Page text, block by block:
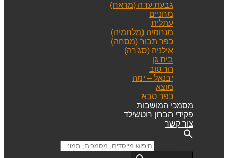
גבעת עדה (מראח)
מחניים
עתלית
מנחמיה (מלחמיה)
כפר תבור (מסחה)
אילניה (סג'רה)
בית גן
הר טוב
יבנאל – ימה
מוצא
כפר סבא
מסמכי המושבות
פקידי הברון רוטשילד
צור קשר